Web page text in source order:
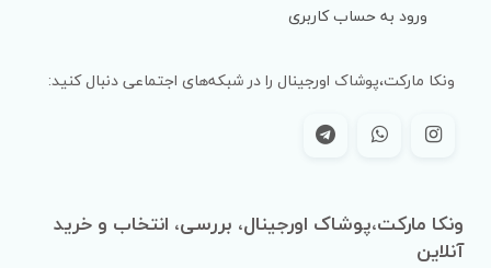
ورود به حساب کاربری
ونکا مارکت،پوشاک اورجینال را در شبکه‌های اجتماعی دنبال کنید:
ونکا مارکت،پوشاک اورجینال، بررسی، انتخاب و خرید
آنلاین